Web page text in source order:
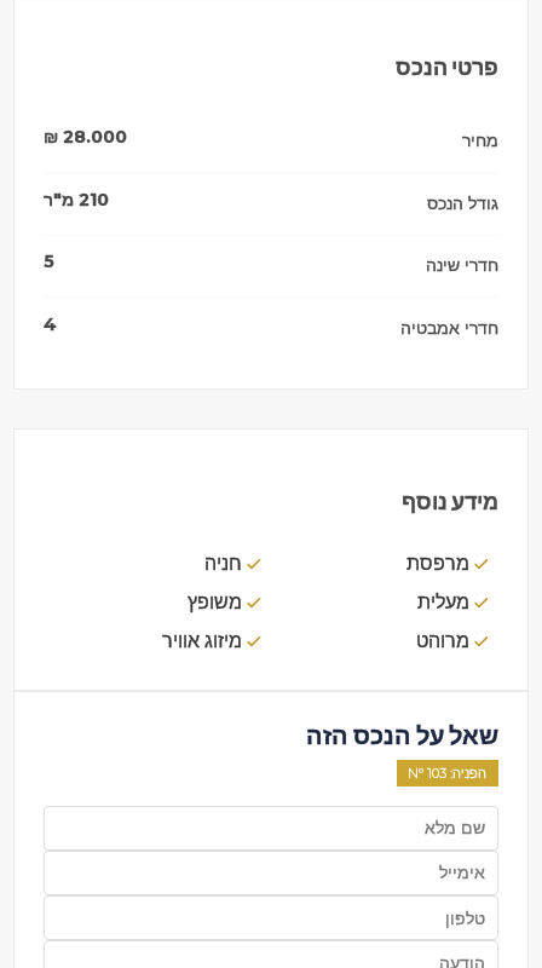
פרטי הנכס
מחיר 28.000
₪
גודל הנכס 210 מ"ר
חדרי שינה 5
חדרי אמבטיה 4
מידע נוסף
מרפסת
חניה
מעלית
משופץ
מרוהט
מיזוג אוויר
שאל על הנכס הזה
הפניה: Nº
103